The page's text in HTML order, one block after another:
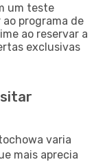
um teste
programa de
ao reservar a
exclusivas
varia
mais aprecia